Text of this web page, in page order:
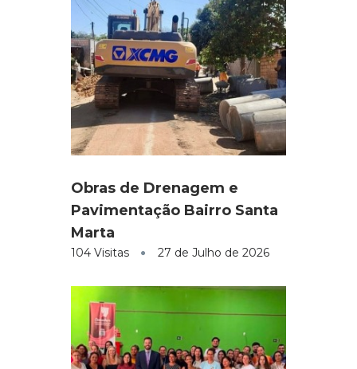
Obras de Drenagem e
Pavimentação Bairro Santa
Marta
104 Visitas 27 de Julho de 2026